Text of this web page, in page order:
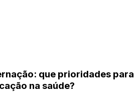
que prioridades para
na saúde?